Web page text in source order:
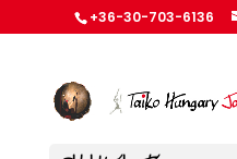
+36-30-703-6136